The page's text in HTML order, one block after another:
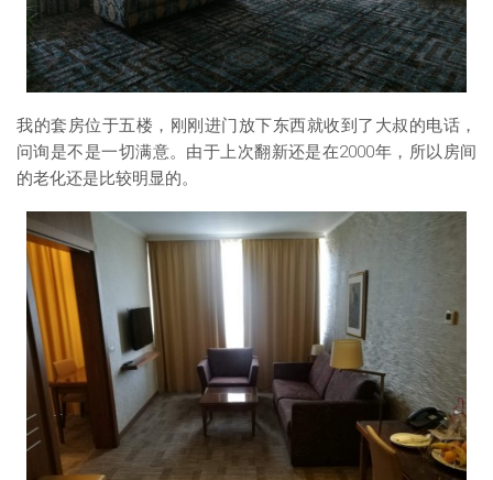
我的套房位于五楼，刚刚进门放下东西就收到了大叔的电话，
问询是不是一切满意。由于上次翻新还是在2000年，所以房间
的老化还是比较明显的。